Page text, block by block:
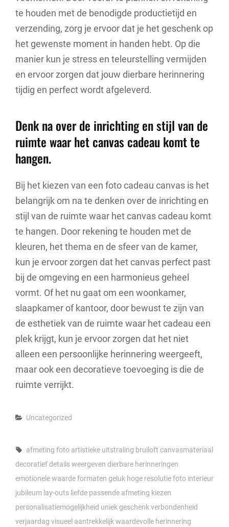
te houden met de benodigde productietijd en
verzending, zorg je ervoor dat je het geschenk op
het gewenste moment in handen hebt. Op die
manier kun je stress en teleurstelling vermijden
en ervoor zorgen dat jouw dierbare herinnering
tijdig en perfect wordt afgeleverd.
Denk na over de inrichting en stijl van de
ruimte waar het canvas cadeau komt te
hangen.
Bij het kiezen van een foto cadeau canvas is het
belangrijk om na te denken over de inrichting en
stijl van de ruimte waar het canvas cadeau komt
te hangen. Door rekening te houden met de
kleuren, het thema en de sfeer van de kamer,
kun je ervoor zorgen dat het canvas perfect past
bij de omgeving en een harmonieus geheel
vormt. Of het nu gaat om een woonkamer,
slaapkamer of kantoor, door bewust te zijn van
de esthetiek van de ruimte waar het cadeau een
plek krijgt, kun je ervoor zorgen dat het niet
alleen een persoonlijke herinnering weergeeft,
maar ook een decoratieve toevoeging is die de
ruimte verrijkt.
Categories
Uncategorized
Tags,
afmeting foto artistieke uitstraling bruiloft canvasmateriaal
decoratiefdetails weergeven dierbare herinneringen
emotionele waardeformaten geluk hoge resolutie foto interieur
jubileum lay-outs liefde passende afmeting kiezen
personalisatiemogelijkheid uniek geschenkverbondenheid
verjaardag visueel aantrekkelijkwaardevolle herinnering